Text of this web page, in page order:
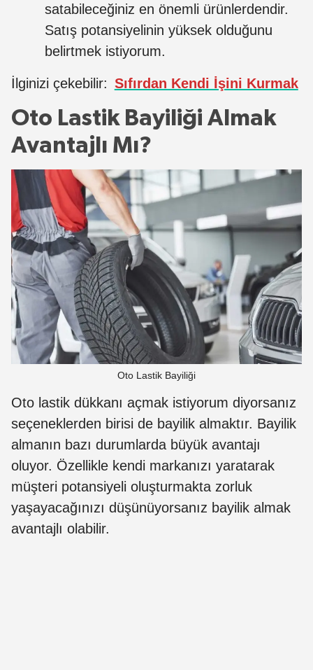
satabileceğiniz en önemli ürünlerdendir.
Satış potansiyelinin yüksek olduğunu
belirtmek istiyorum.
İlginizi çekebilir: Sıfırdan Kendi İşini Kurmak
Oto Lastik Bayiliği Almak
Avantajlı Mı?
Oto Lastik Bayiliği
Oto lastik dükkanı açmak istiyorum diyorsanız
seçeneklerden birisi de bayilik almaktır. Bayilik
almanın bazı durumlarda büyük avantajı
oluyor. Özellikle kendi markanızı yaratarak
müşteri potansiyeli oluşturmakta zorluk
yaşayacağınızı düşünüyorsanız bayilik almak
avantajlı olabilir.